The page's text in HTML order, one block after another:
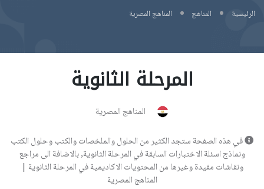
الرئيسية المناهج المناهج المصرية
المرحلة الثانوية
المناهج المصرية
في هذه الصفحة ستجد الكثير من الحلول والملخصات والكتب وحلول الكتب
ونماذج اسئلة الاختبارات السابقة في المرحلة الثانوية, بالاضافة الى مراجع
ونقاشات مفيدة وغيرها من المحتويات الاكاديمية في المرحلة الثانوية |
المناهج المصرية